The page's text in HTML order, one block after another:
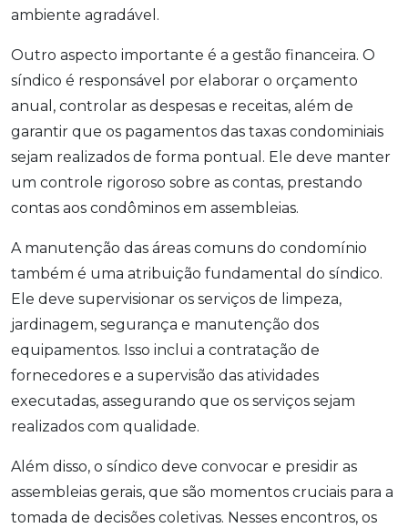
ambiente agradável.
Outro aspecto importante é a gestão financeira. O
síndico é responsável por elaborar o orçamento
anual, controlar as despesas e receitas, além de
garantir que os pagamentos das taxas condominiais
sejam realizados de forma pontual. Ele deve manter
um controle rigoroso sobre as contas, prestando
contas aos condôminos em assembleias.
A manutenção das áreas comuns do condomínio
também é uma atribuição fundamental do síndico.
Ele deve supervisionar os serviços de limpeza,
jardinagem, segurança e manutenção dos
equipamentos. Isso inclui a contratação de
fornecedores e a supervisão das atividades
executadas, assegurando que os serviços sejam
realizados com qualidade.
Além disso, o síndico deve convocar e presidir as
assembleias gerais, que são momentos cruciais para a
tomada de decisões coletivas. Nesses encontros, os